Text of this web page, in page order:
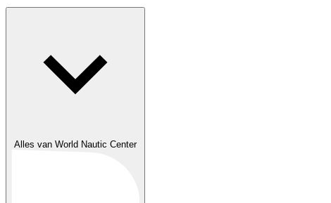
Alles van World Nautic Center